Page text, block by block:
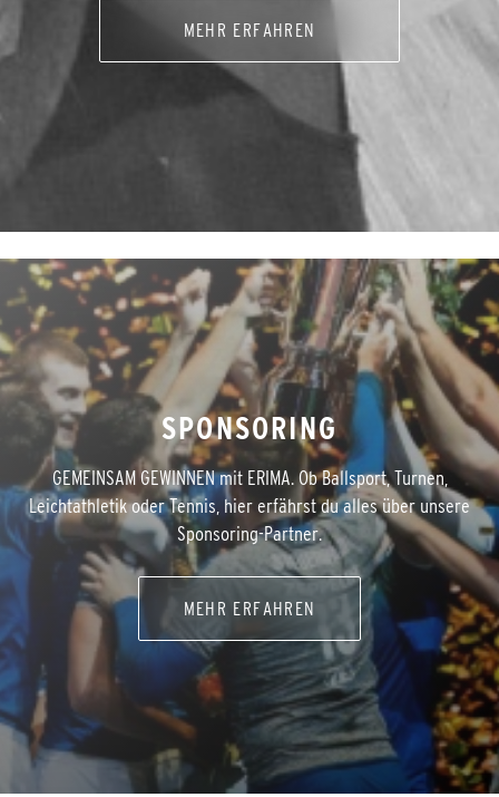
MEHR ERFAHREN
SPONSORING
GEMEINSAM GEWINNEN mit ERIMA. Ob Ballsport, Turnen,
Leichtathletik oder Tennis, hier erfährst du alles über unsere
Sponsoring-Partner.
MEHR ERFAHREN